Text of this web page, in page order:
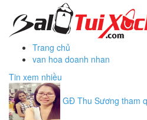
Trang chủ
van hoa doanh nhan
Tin xem nhiều
GĐ Thu Sương tham